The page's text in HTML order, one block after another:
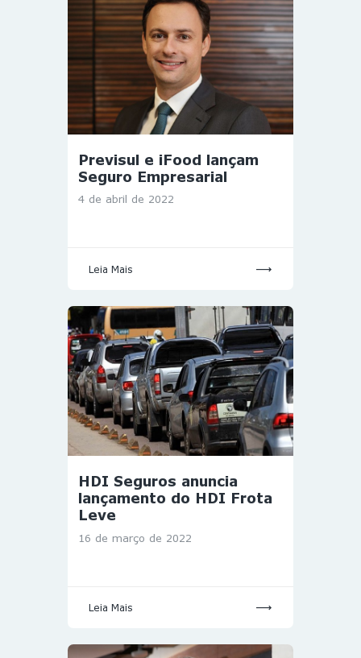
Previsul e iFood lançam
Seguro Empresarial
4 de abril de 2022
Leia Mais
HDI Seguros anuncia
lançamento do HDI Frota
Leve
16 de março de 2022
Leia Mais